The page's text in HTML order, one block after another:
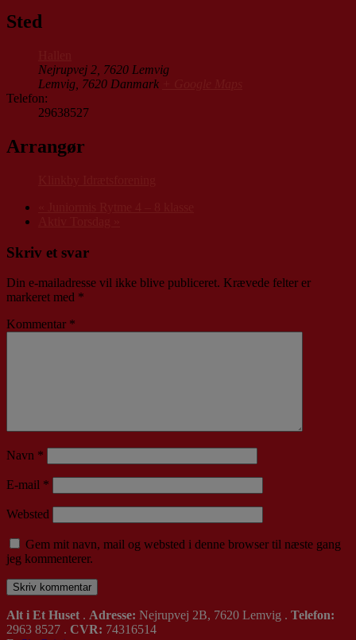
Sted
Nejrupvej 2, 7620 Lemvig
Lemvig 7620 Danmark
Telefon:
29638527
Arrangør
Skriv et svar
Din e-mailadresse vil ikke blive publiceret. Krævede felter er
markeret med *
Kommentar *
Navn *
E-mail *
Websted
Gem mit navn, mail og websted i denne browser til næste gang
jeg kommenterer.
Alt i Et Huset . Adresse: Nejrupvej 2B, 7620 Lemvig . Telefon:
2963 8527 . CVR: 74316514